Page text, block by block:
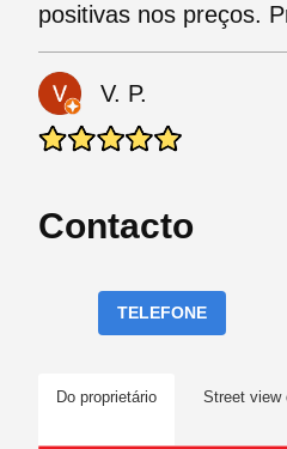
positivas nos preços.
V. P.
Contacto
TELEFONE
Do proprietário Street view